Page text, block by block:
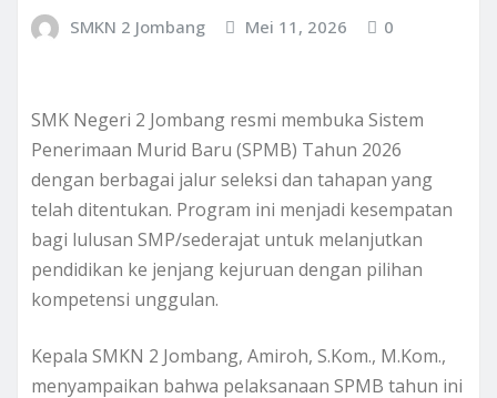
SMKN 2 Jombang Mei 11, 2026 0
SMK Negeri 2 Jombang resmi membuka Sistem
Penerimaan Murid Baru (SPMB) Tahun 2026
dengan berbagai jalur seleksi dan tahapan yang
telah ditentukan. Program ini menjadi kesempatan
bagi lulusan SMP/sederajat untuk melanjutkan
pendidikan ke jenjang kejuruan dengan pilihan
kompetensi unggulan.
Kepala SMKN 2 Jombang, Amiroh, S.Kom., M.Kom.,
menyampaikan bahwa pelaksanaan SPMB tahun ini